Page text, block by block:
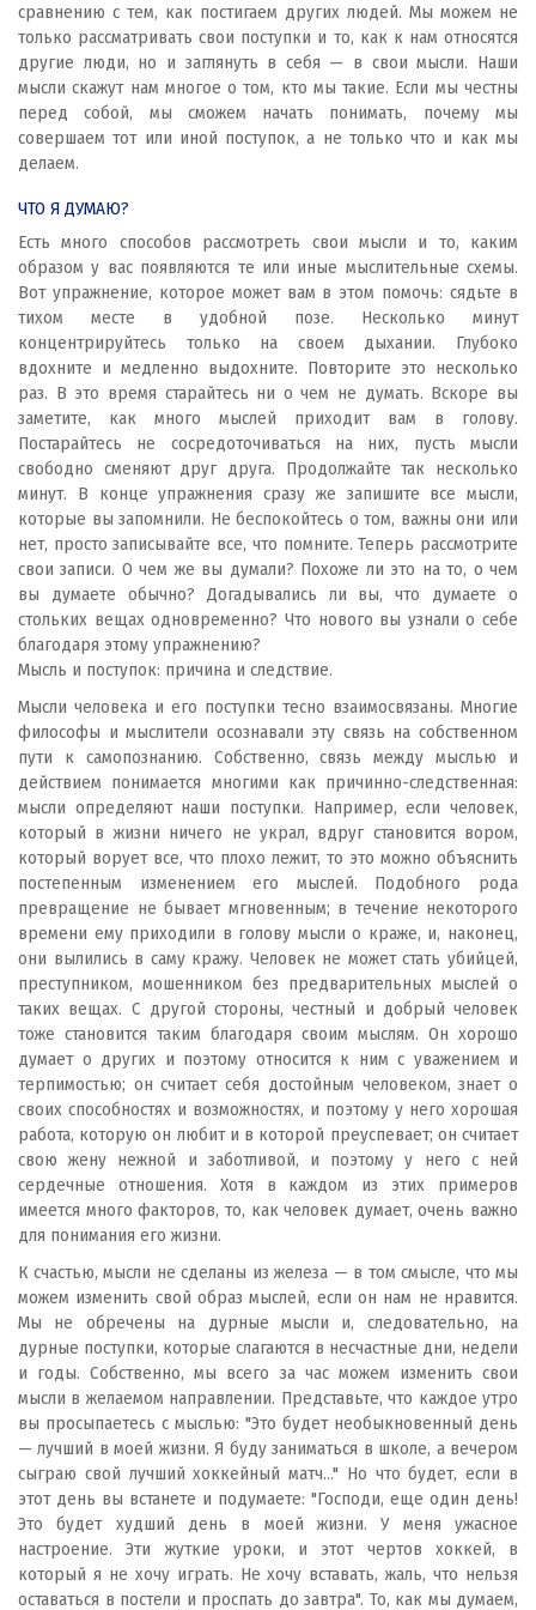
сравнению с тем, как постигаем других людей. Мы можем не
только рассматривать свои поступки и то, как к нам относятся
другие люди, но и заглянуть в себя — в свои мысли. Наши
мысли скажут нам многое о том, кто мы такие. Если мы честны
перед собой, мы сможем начать понимать, почему мы
совершаем тот или иной поступок, а не только что и как мы
делаем.
ЧТО Я ДУМАЮ?
Есть много способов рассмотреть свои мысли и то, каким
образом у вас появляются те или иные мыслительные схемы.
Вот упражнение, которое может вам в этом помочь: сядьте в
тихом месте в удобной позе. Несколько минут
концентрируйтесь только на своем дыхании. Глубоко
вдохните и медленно выдохните. Повторите это несколько
раз. В это время старайтесь ни о чем не думать. Вскоре вы
заметите, как много мыслей приходит вам в голову.
Постарайтесь не сосредоточиваться на них, пусть мысли
свободно сменяют друг друга. Продолжайте так несколько
минут. В конце упражнения сразу же запишите все мысли,
которые вы запомнили. Не беспокойтесь о том, важны они или
нет, просто записывайте все, что помните. Теперь рассмотрите
свои записи. О чем же вы думали? Похоже ли это на то, о чем
вы думаете обычно? Догадывались ли вы, что думаете о
стольких вещах одновременно? Что нового вы узнали о себе
благодаря этому упражнению?
Мысль и поступок: причина и следствие.
Мысли человека и его поступки тесно взаимосвязаны. Многие
философы и мыслители осознавали эту связь на собственном
пути к самопознанию. Собственно, связь между мыслью и
действием понимается многими как причинно-следственная:
мысли определяют наши поступки. Например, если человек,
который в жизни ничего не украл, вдруг становится вором,
который ворует все, что плохо лежит, то это можно объяснить
постепенным изменением его мыслей. Подобного рода
превращение не бывает мгновенным; в течение некоторого
времени ему приходили в голову мысли о краже, и, наконец,
они вылились в саму кражу. Человек не может стать убийцей,
преступником, мошенником без предварительных мыслей о
таких вещах. С другой стороны, честный и добрый человек
тоже становится таким благодаря своим мыслям. Он хорошо
думает о других и поэтому относится к ним с уважением и
терпимостью; он считает себя достойным человеком, знает о
своих способностях и возможностях, и поэтому у него хорошая
работа, которую он любит и в которой преуспевает; он считает
свою жену нежной и заботливой, и поэтому у него с ней
сердечные отношения. Хотя в каждом из этих примеров
имеется много факторов, то, как человек думает, очень важно
для понимания его жизни.
К счастью, мысли не сделаны из железа — в том смысле, что мы
можем изменить свой образ мыслей, если он нам не нравится.
Мы не обречены на дурные мысли и, следовательно, на
дурные поступки, которые слагаются в несчастные дни, недели
и годы. Собственно, мы всего за час можем изменить свои
мысли в желаемом направлении. Представьте, что каждое утро
вы просыпаетесь с мыслью: "Это будет необыкновенный день
— лучший в моей жизни. Я буду заниматься в школе, а вечером
сыграю свой лучший хоккейный матч..." Но что будет, если в
этот день вы встанете и подумаете: "Господи, еще один день!
Это будет худший день в моей жизни. У меня ужасное
настроение. Эти жуткие уроки, и этот чертов хоккей, в
который я не хочу играть. Не хочу вставать, жаль, что нельзя
оставаться в постели и проспать до завтра". То, как мы думаем,